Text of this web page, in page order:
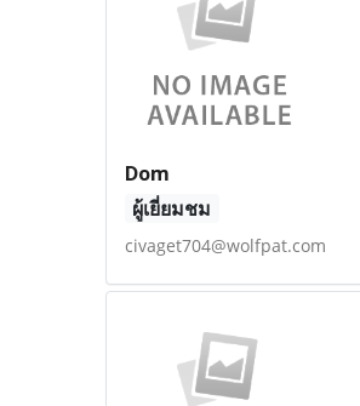
Dom
ผู้เยี่ยมชม
civaget704@wolfpat.com